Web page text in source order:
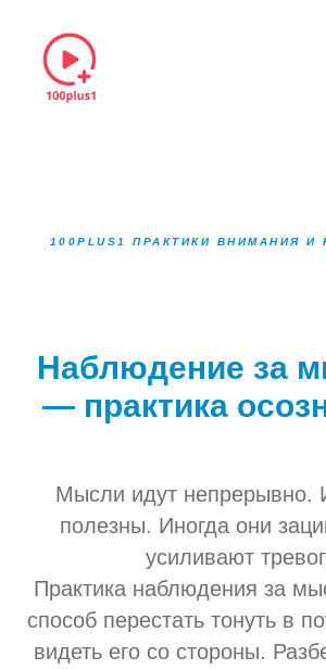
100PLUS1 ПРАКТИКИ ВНИМАНИЯ И
Наблюдение за
— практика
Мысли идут непрерывно.
полезны. Иногда они
усиливают
Практика наблюдения за
способ перестать тонуть в
видеть его со стороны.